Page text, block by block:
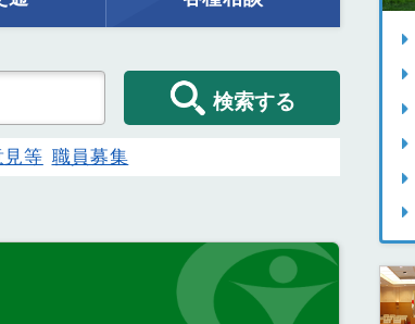
検索する
見等 職員募集